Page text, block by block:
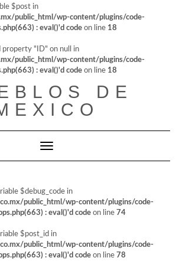
$post in
public_html/wp-content/plugins/code-
: eval()'d code on line 18
property "ID" on null in
public_html/wp-content/plugins/code-
: eval()'d code on line 18
DE
Cambiar modo de navegación
$debug_code in
public_html/wp-content/plugins/code-
: eval()'d code on line 74
$post_id in
public_html/wp-content/plugins/code-
: eval()'d code on line 78